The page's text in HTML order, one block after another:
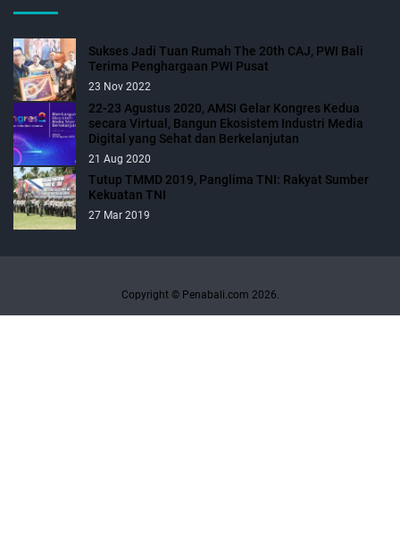
Sukses Jadi Tuan Rumah The 20th CAJ, PWI Bali
Terima Penghargaan PWI Pusat
23 Nov 2022
22-23 Agustus 2020, AMSI Gelar Kongres Kedua
secara Virtual, Bangun Ekosistem Industri Media
Digital yang Sehat dan Berkelanjutan
21 Aug 2020
Tutup TMMD 2019, Panglima TNI: Rakyat Sumber
Kekuatan TNI
27 Mar 2019
Copyright © Penabali.com 2026.